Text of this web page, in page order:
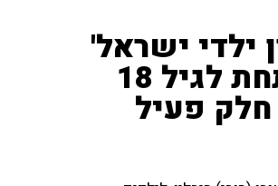
ילדי ישראל'
במעמד נשיא המדינה עבור ילדים מתחת לגיל 18
חלק פעיל